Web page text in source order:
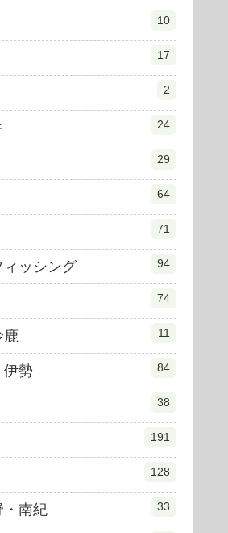
10
17
2
24
29
64
71
ィッシング 94
74
鹿 11
伊勢 84
38
191
128
・南紀 33